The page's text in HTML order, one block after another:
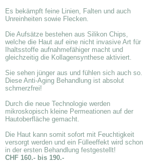
Es bekämpft feine Linien, Falten und auch
Unreinheiten sowie Flecken.
Die Aufsätze bestehen aus Silikon Chips,
welche die Haut auf eine nicht invasive Art für
Ihaltsstoffe aufnahmefähiger macht und
gleichzeitig die Kollagensynthese aktiviert.
Sie sehen jünger aus und fühlen sich auch so.
Diese Anti-Aging Behandlung ist absolut
schmerzfrei!
Durch die neue Technologie werden
mikroskopisch kleine Permeationen auf der
Hautoberfläche gemacht.
Die Haut kann somit sofort mit Feuchtigkeit
versorgt werden und ein Fülleeffekt wird schon
in der ersten Behandlung festgestellt!
CHF 160.- bis 190.-